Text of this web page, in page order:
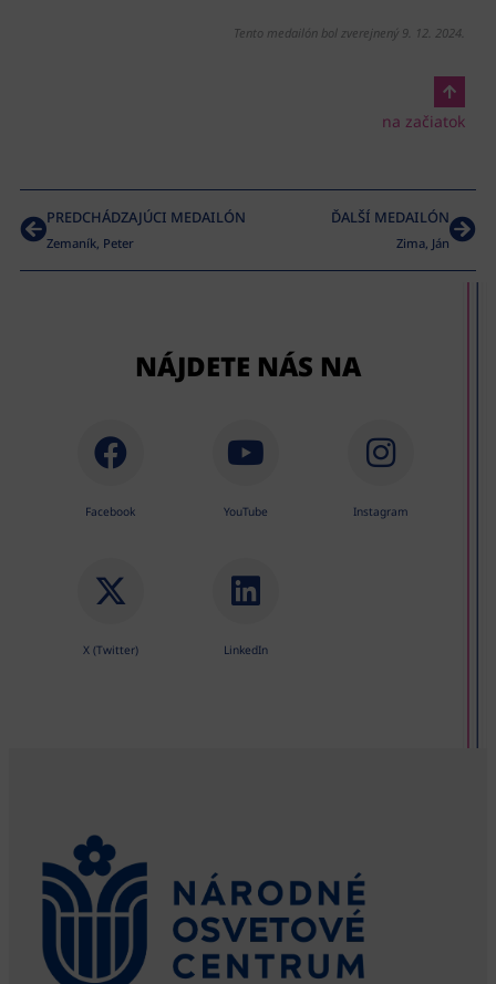
Tento medailón bol zverejnený 9. 12. 2024.
na začiatok
PREDCHÁDZAJÚCI MEDAILÓN
Zemaník, Peter
ĎALŠÍ MEDAILÓN
Zima, Ján
NÁJDETE NÁS NA
Facebook YouTube Instagram
X (Twitter) LinkedIn